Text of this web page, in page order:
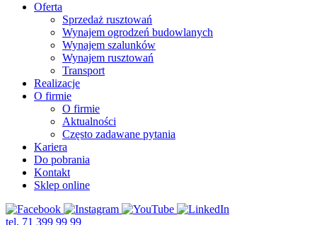
Oferta
Sprzedaż rusztowań
Wynajem ogrodzeń budowlanych
Wynajem szalunków
Wynajem rusztowań
Transport
Realizacje
O firmie
O firmie
Aktualności
Często zadawane pytania
Kariera
Do pobrania
Kontakt
Sklep online
tel. 71 399 99 99